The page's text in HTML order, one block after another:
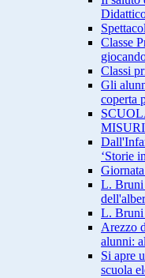
Classe
Classi
Gli
coperta
‘Storie
L. Bruni
L. Bruni
Arezzo
alunni:
Si apre
scuola